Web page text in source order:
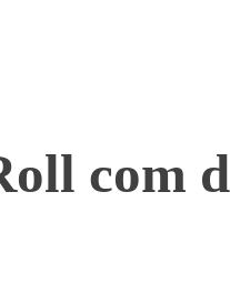
com